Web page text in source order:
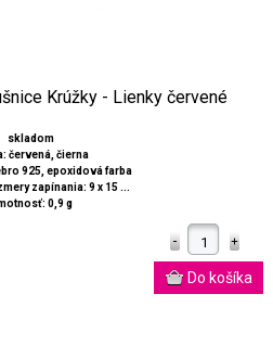
Krúžky - Lienky červené
skladom
červená, čierna
925, epoxidová farba
zapínania: 9 x 15 ...
0,9 g